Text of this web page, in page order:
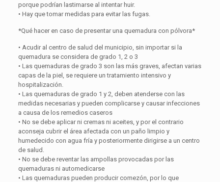
porque podrían lastimarse al intentar huir.
• Hay que tomar medidas para evitar las fugas.
*Qué hacer en caso de presentar una quemadura con pólvora*
• Acudir al centro de salud del municipio, sin importar si la
quemadura se considera de grado 1, 2 o 3
• Las quemaduras de grado 3 son las más graves, afectan varias
capas de la piel, se requiere un tratamiento intensivo y
hospitalización.
• Las quemaduras de grado 1 y 2, deben atenderse con las
medidas necesarias y pueden complicarse y causar infecciones
a causa de los remedios caseros
• No se debe aplicar ni cremas ni aceites, y por el contrario
aconseja cubrir el área afectada con un paño limpio y
humedecido con agua fría y posteriormente dirigirse a un centro
de salud.
• No se debe reventar las ampollas provocadas por las
quemaduras ni automedicarse
• Las quemaduras pueden producir comezón, por lo que